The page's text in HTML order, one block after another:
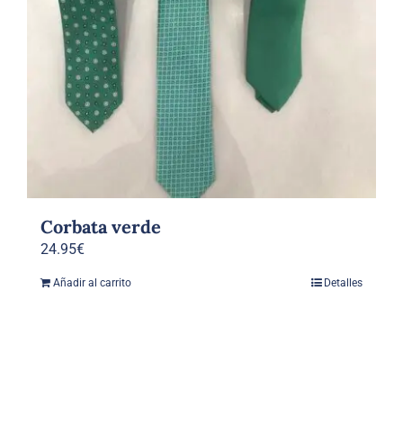
Corbata verde
24.95€
Añadir al carrito Detalles